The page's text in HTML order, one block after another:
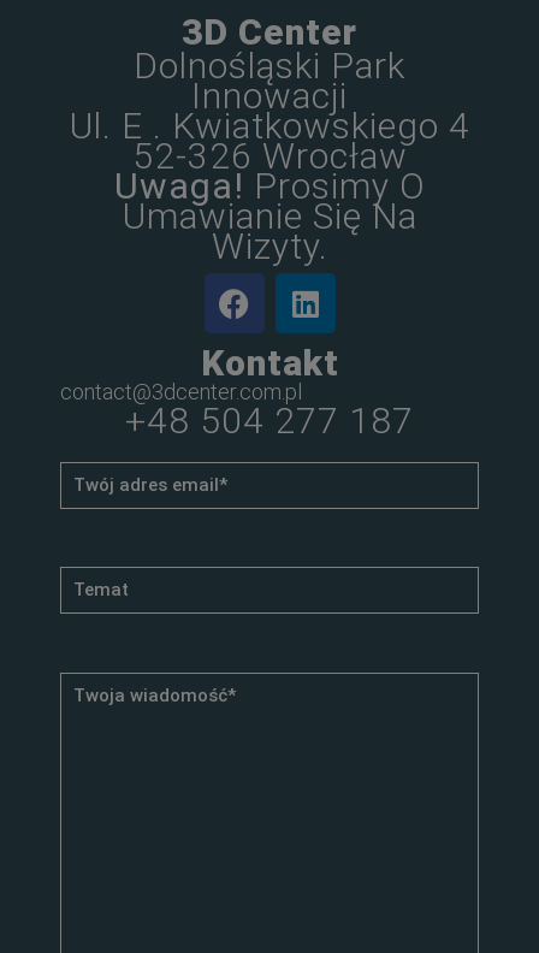
3D Center
Dolnośląski Park
Innowacji
Ul. E . Kwiatkowskiego 4
52-326 Wrocław
Uwaga! Prosimy O
Umawianie Się Na
Wizyty.
Kontakt
contact@3dcenter.com.pl
+48 504 277 187